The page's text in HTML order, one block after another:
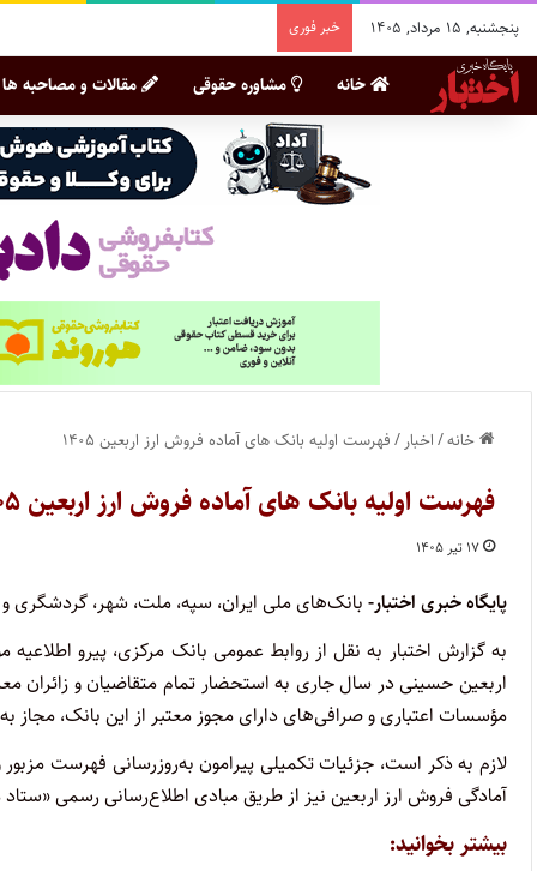
پنجشنبه, ۱۵ مرداد, ۱۴۰۵ خبر فوری
خانه مشاوره حقوقی مقالات و مصاحبه ها
خانه/اخبار /فهرست اولیه بانک های آماده فروش ارز اربعین ۱۴۰۵
فهرست اولیه بانک های آماده فروش ارز اربعین ۱۴۰۵
۱۷ تیر ۱۴۰۵
پایگاه خبری اختبار- بانک‌های ملی ایران، سپه، ملت، شهر، گردشگری
مؤسسات اعتباری و صرافی‌های دارای مجوز معتبر از این بانک، مجاز
لازم به ذکر است، جزئیات تکمیلی پیرامون به‌روزرسانی فهرست
آمادگی فروش ارز اربعین نیز از طریق مبادی اطلاع‌رسانی رسمی
بیشتر بخوانید: